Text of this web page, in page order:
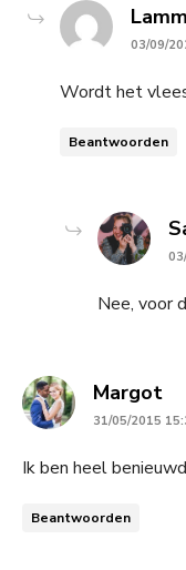
03/09/
Wordt het
Beantwoorden
Nee, voor
Margot
31/05/2015
Ik ben heel
Beantwoorden